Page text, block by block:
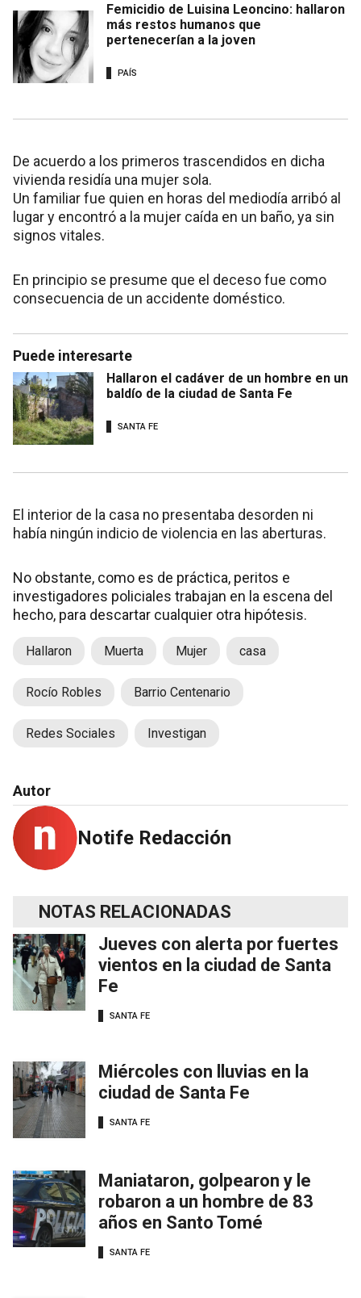
Femicidio de Luisina Leoncino: hallaron
más restos humanos que
pertenecerían a la joven
PAÍS
De acuerdo a los primeros trascendidos en dicha
vivienda residía una mujer sola.
Un familiar fue quien en horas del mediodía arribó al
lugar y encontró a la mujer caída en un baño, ya sin
signos vitales.
En principio se presume que el deceso fue como
consecuencia de un accidente doméstico.
Puede interesarte
Hallaron el cadáver de un hombre en un
baldío de la ciudad de Santa Fe
SANTA FE
El interior de la casa no presentaba desorden ni
había ningún indicio de violencia en las aberturas.
No obstante, como es de práctica, peritos e
investigadores policiales trabajan en la escena del
hecho, para descartar cualquier otra hipótesis.
Hallaron Muerta Mujer casa
Rocío Robles Barrio Centenario
Redes Sociales Investigan
Autor
Notife Redacción
NOTAS RELACIONADAS
Jueves con alerta por fuertes
vientos en la ciudad de Santa
Fe
SANTA FE
Miércoles con lluvias en la
ciudad de Santa Fe
SANTA FE
Maniataron, golpearon y le
robaron a un hombre de 83
años en Santo Tomé
SANTA FE